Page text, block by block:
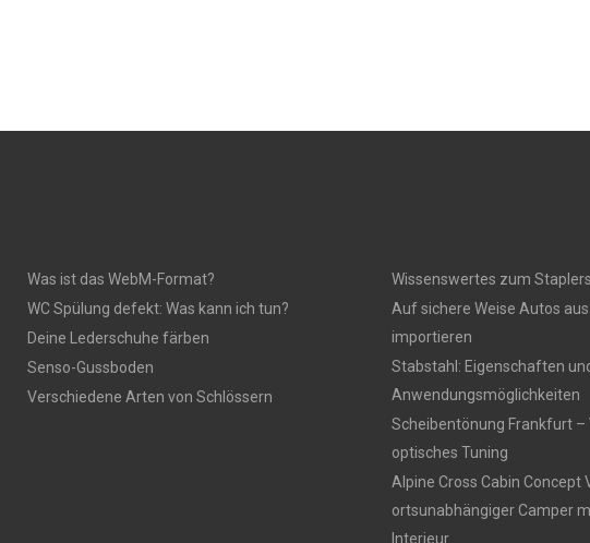
Was ist das WebM-Format?
WC Spülung defekt: Was kann ich tun?
Deine Lederschuhe färben
Senso-Gussboden
Verschiedene Arten von Schlössern
Wissenswertes zum
Auf sichere Weise Autos
importieren
Stabstahl: Eigenschaften
Anwendungsmöglichkeiten
Scheibentönung Frankfurt –
optisches Tuning
Alpine Cross Cabin Concept
ortsunabhängiger Camper
Interieur